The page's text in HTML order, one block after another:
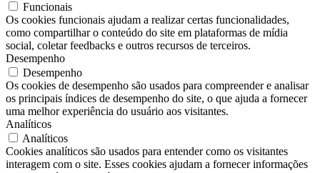
Funcionais
Os cookies funcionais ajudam a realizar certas funcionalidades,
como compartilhar o conteúdo do site em plataformas de mídia
social, coletar feedbacks e outros recursos de terceiros.
Desempenho
Desempenho
Os cookies de desempenho são usados ​​para compreender e analisar
os principais índices de desempenho do site, o que ajuda a fornecer
uma melhor experiência do usuário aos visitantes.
Analíticos
Analíticos
Cookies analíticos são usados ​​para entender como os visitantes
interagem com o site. Esses cookies ajudam a fornecer informações